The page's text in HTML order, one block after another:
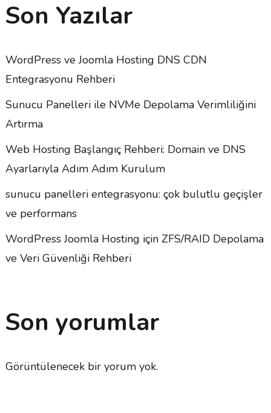
Son Yazılar
WordPress ve Joomla Hosting DNS CDN
Entegrasyonu Rehberi
Sunucu Panelleri ile NVMe Depolama Verimliliğini
Artırma
Web Hosting Başlangıç Rehberi: Domain ve DNS
Ayarlarıyla Adım Adım Kurulum
sunucu panelleri entegrasyonu: çok bulutlu geçişler
ve performans
WordPress Joomla Hosting için ZFS/RAID Depolama
ve Veri Güvenliği Rehberi
Son yorumlar
Görüntülenecek bir yorum yok.